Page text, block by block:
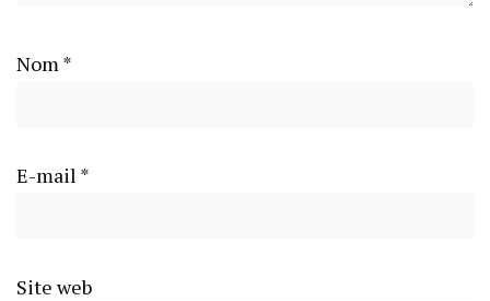
Nom *
E-mail *
Site web